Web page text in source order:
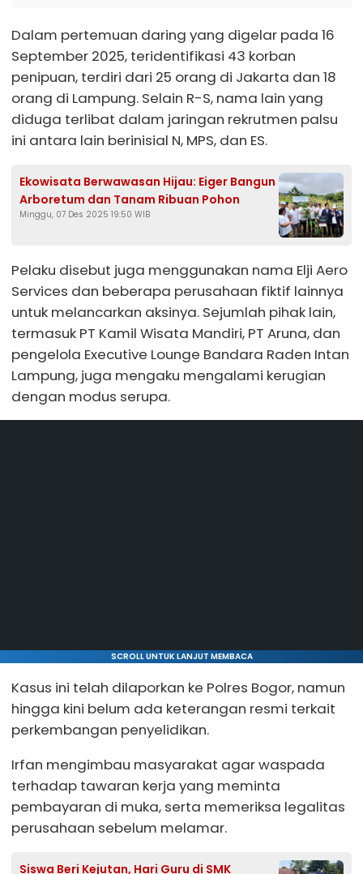
Dalam pertemuan daring yang digelar pada 16
September 2025, teridentifikasi 43 korban
penipuan, terdiri dari 25 orang di Jakarta dan 18
orang di Lampung. Selain R-S, nama lain yang
diduga terlibat dalam jaringan rekrutmen palsu
ini antara lain berinisial N, MPS, dan ES.
Ekowisata Berwawasan Hijau: Eiger Bangun
Arboretum dan Tanam Ribuan Pohon
Minggu, 07 Des 2025 19:50 WIB
Pelaku disebut juga menggunakan nama Elji Aero
Services dan beberapa perusahaan fiktif lainnya
untuk melancarkan aksinya. Sejumlah pihak lain,
termasuk PT Kamil Wisata Mandiri, PT Aruna, dan
pengelola Executive Lounge Bandara Raden Intan
Lampung, juga mengaku mengalami kerugian
dengan modus serupa.
SCROLL UNTUK LANJUT MEMBACA
Kasus ini telah dilaporkan ke Polres Bogor, namun
hingga kini belum ada keterangan resmi terkait
perkembangan penyelidikan.
Irfan mengimbau masyarakat agar waspada
terhadap tawaran kerja yang meminta
pembayaran di muka, serta memeriksa legalitas
perusahaan sebelum melamar.
Siswa Beri Kejutan, Hari Guru di SMK